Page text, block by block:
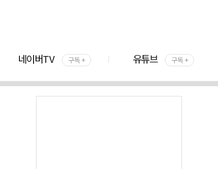
네이버TV 구독 + 유튜브 구독 +